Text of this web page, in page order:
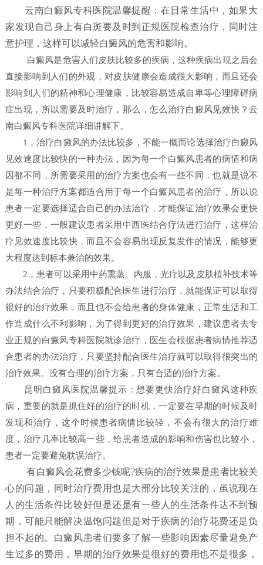
云南白癜风专科医院温馨提醒：在日常生活中，如果大
家发现自己身上有白斑要及时到正规医院检查治疗，同时注
意护理，这样可以减轻白癜风的危害和影响。
白癜风是危害人们皮肤比较多的疾病，这种疾病出现之后会
直接影响到人们的外观，对皮肤健康会造成很大影响，而且还会
影响到人们的精神和心理健康，比较容易造成自卑等心理障碍病
症出现，所以需要及时治疗，那么，怎么治疗白癜风见效快？ 云
南白癜风专科医院详细讲解下。
1，治疗白癜风的办法比较多，不能一概而论选择治疗白癜风
见效速度比较快的一种办法，因为每一个白癜风患者的病情和病
因都不同，所需要采用的治疗方案也会有一些不同，也就是说不
是每一种治疗方案都适合用于每一个白癜风患者的治疗，所以说
患者一定要选择适合自己的办法治疗，才能保证治疗效果会更快
更好一些，一般建议患者采用中西医结合疗法进行治疗，这样治
疗见效速度比较快，而且不会容易出现反复发作的情况，能够更
大程度达到标本兼治的效果。
2，患者可以采用中药熏蒸、内服，光疗以及皮肤植补技术等
办法结合治疗，只要积极配合医生进行治疗，就能保证可以取得
很好的治疗效果，而且也不会给患者的身体健康，正常生活和工
作造成什么不利影响，为了得到更好的治疗效果，建议患者去专
业正规的白癜风专科医院就诊治疗，医生会根据患者病情推荐适
合患者的办法治疗，只要坚持配合医生治疗就可以取得很突出的
治疗效果。没有合理的治疗方案，只有合适的治疗方案。
昆明白癜风医院温馨提示：想要更快治疗好白癜风这种疾
病，重要的就是抓住好的治疗的时机，一定要在早期的时候及时
发现和治疗，这个时候患者病情比较轻，不会有很大的治疗难
度，治疗几率比较高一些，给患者造成的影响和伤害也比较小，
患者一定要避免耽误治疗。
有白癜风会花费多少钱呢?疾病的治疗效果是患者比较关
心的问题，同时治疗费用也是大部分比较关注的，虽说现在
人的生活条件比较好但是还是有一些人的生活条件达不到预
期，可能只能解决温饱问题但是对于疾病的治疗花费还是负
担不起的。白癜风患者们要多了解一些影响因素尽量避免产
生过多的费用，早期的治疗效果是很好的费用也不是很多，